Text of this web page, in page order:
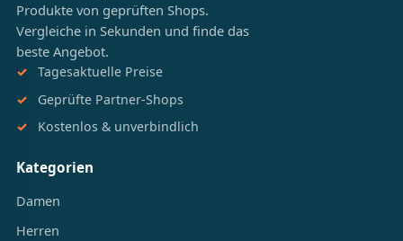
Produkte von geprüften Shops.
Vergleiche in Sekunden und finde das
beste Angebot.
Tagesaktuelle Preise
Geprüfte Partner-Shops
Kostenlos & unverbindlich
Kategorien
Damen
Herren